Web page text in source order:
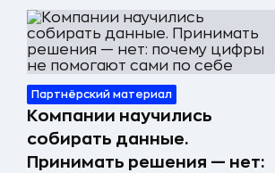
Партнёрский материал
Компании научились
собирать данные.
Принимать решения — нет: